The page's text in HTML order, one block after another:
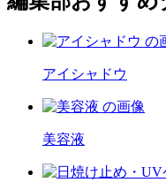
アイシャドウ
美容液